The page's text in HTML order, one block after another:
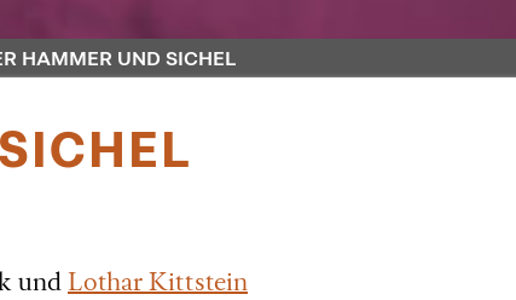
HAMMER UND SICHEL
undLothar Kittstein